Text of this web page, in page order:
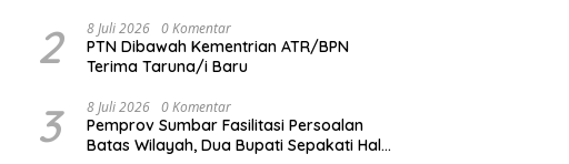
2 8 Juli 2026 0 Komentar
PTN Dibawah Kementrian ATR/BPN
Terima Taruna/i Baru
3 8 Juli 2026 0 Komentar
Pemprov Sumbar Fasilitasi Persoalan
Batas Wilayah, Dua Bupati Sepakati Hal